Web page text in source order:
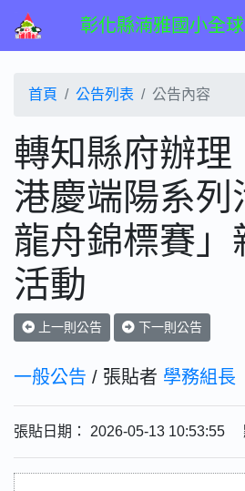
彰化縣湳雅國小全
首頁 公告列表 公告內容
轉知縣府辦理
港慶端陽系列
龍舟錦標賽」
活動
上一則公告 下一則公告
一般公告 / 張貼者 學務組長
張貼日期： 2026-05-13 10:53:55